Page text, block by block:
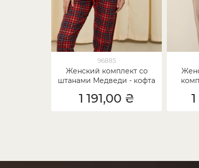
96885
Женский комплект со
штанами Медведи - кофта
мама/дочка
1 191,00 ₴